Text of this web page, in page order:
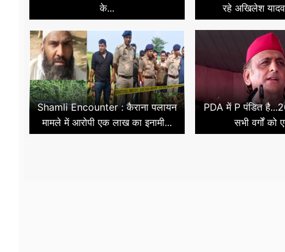
के...
रहे अखिलेश
Shamli Encounter : कैराना पलायन
मामले में आरोपी एक लाख का इनामी...
PDA में P पंडित
सभी वर्गों को